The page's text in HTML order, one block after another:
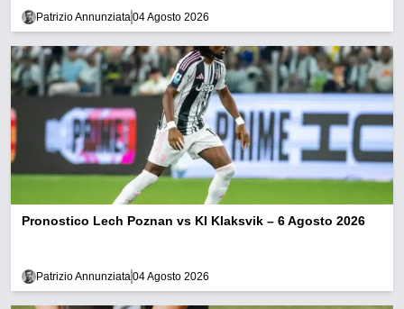
Patrizio Annunziata04 Agosto 2026
Pronostico Lech Poznan vs KI Klaksvik – 6 Agosto 2026
Patrizio Annunziata04 Agosto 2026